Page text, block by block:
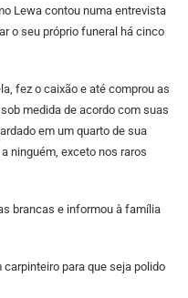
Lewa contou numa entrevista
o seu próprio funeral há cinco
fez o caixão e até comprou as
medida de acordo com suas
em um quarto de sua
ninguém, exceto nos raros
brancas e informou à família
para que seja polido